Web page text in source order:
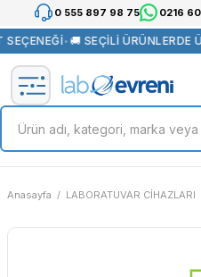
0 555 897 98 75 0216
•🚚 SEÇİLİ ÜRÜNLERDE
Anasayfa LABORATUVAR CİHAZLARI